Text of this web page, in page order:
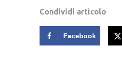
Condividi articolo
Facebook